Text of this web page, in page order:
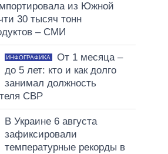
из Южной
30 тысяч тонн
– СМИ
ИНФОГРАФИКА
От 1 месяца –
до 5 лет: кто и как долго
занимал должность
СВР
В Украине 6 августа
зафиксировали
температурные рекорды в